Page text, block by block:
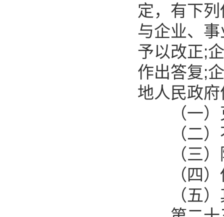
定，有下
与企业、
予以改正;
作出答复;
地人民政
（一）
（二）不
（三）
（四）侵
（五）其